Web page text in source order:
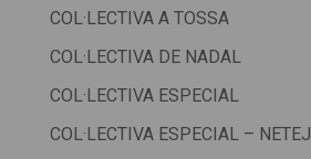
COL·LECTIVA A TOSSA
COL·LECTIVA DE NADAL
COL·LECTIVA ESPECIAL
COL·LECTIVA ESPECIAL –